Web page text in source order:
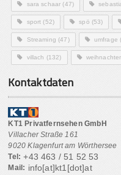
sara schaar (47)
sport (52) spö (53)
Streaming (47) umfrage
villach (132)
Kontaktdaten
KT1 Privatfernsehen GmbH
Villacher Straße 161
9020 Klagenfurt am Wörthersee
Tel: +43 463 / 51 52 53
Mail: info[at]kt1[dot]at